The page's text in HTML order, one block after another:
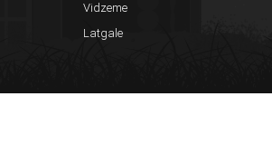
Vidzeme
Latgale